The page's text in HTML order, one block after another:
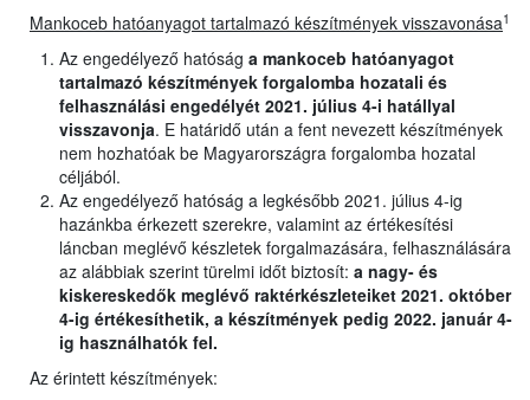
Mankoceb hatóanyagot tartalmazó készítmények visszavonása1
Az engedélyező hatóság a mankoceb hatóanyagot
tartalmazó készítmények forgalomba hozatali és
felhasználási engedélyét 2021. július 4-i hatállyal
visszavonja. E határidő után a fent nevezett készítmények
nem hozhatóak be Magyarországra forgalomba hozatal
céljából.
Az engedélyező hatóság a legkésőbb 2021. július 4-ig
hazánkba érkezett szerekre, valamint az értékesítési
láncban meglévő készletek forgalmazására, felhasználására
az alábbiak szerint türelmi időt biztosít: a nagy- és
kiskereskedők meglévő raktérkészleteiket 2021. október
4-ig értékesíthetik, a készítmények pedig 2022. január 4-
ig használhatók fel.
Az érintett készítmények: